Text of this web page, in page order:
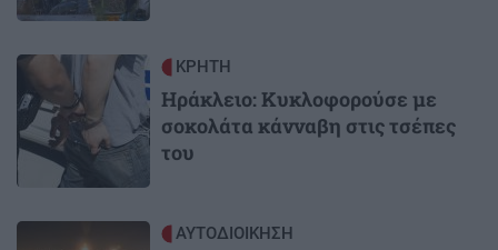
Image ΚΡΗΤΗ
Ηράκλειο: Κυκλοφορούσε με
σοκολάτα κάνναβη στις τσέπες
του
ΑΥΤΟΔΙΟΙΚΗΣΗ